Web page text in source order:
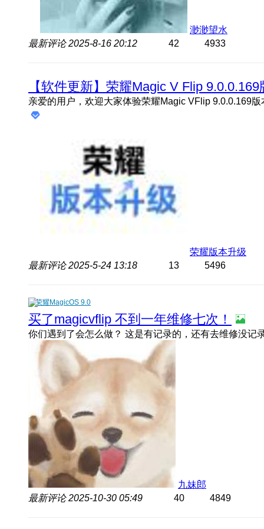
渺渺望水
最新评论2025-8-16 20:12 42 4933
【软件更新】荣耀Magic V Flip
荣耀版本升级
最新评论2025-5-24 13:18 13 5496
荣耀MagicOS 9.0
买了magicvflip 不到一年维修七次！
你们遇到了会怎么做？ 这是有记录的，还有去维修没记
九妹郎
最新评论2025-10-30 05:49 40 4849